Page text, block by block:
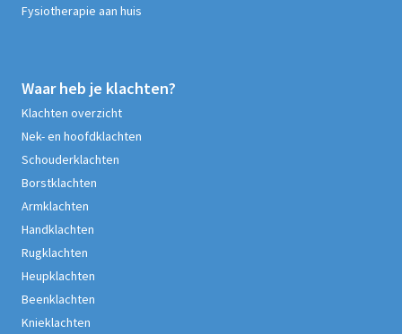
Fysiotherapie aan huis
Waar heb je klachten?
Klachten overzicht
Nek- en hoofdklachten
Schouderklachten
Borstklachten
Armklachten
Handklachten
Rugklachten
Heupklachten
Beenklachten
Knieklachten